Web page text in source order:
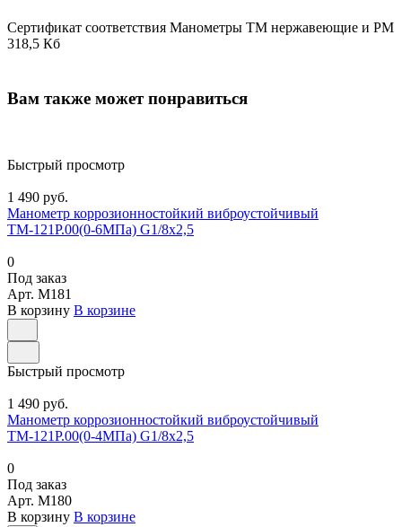
Сертификат соответствия Манометры ТМ нержавеющие и РМ
318,5 Кб
Вам также может понравиться
Быстрый просмотр
1 490 руб.
Манометр коррозионностойкий виброустойчивый
ТМ-121Р.00(0-6МПа) G1/8х2,5
0
Под заказ
Арт. M181
В корзину В корзине
Быстрый просмотр
1 490 руб.
Манометр коррозионностойкий виброустойчивый
ТМ-121Р.00(0-4МПа) G1/8х2,5
0
Под заказ
Арт. M180
В корзину В корзине